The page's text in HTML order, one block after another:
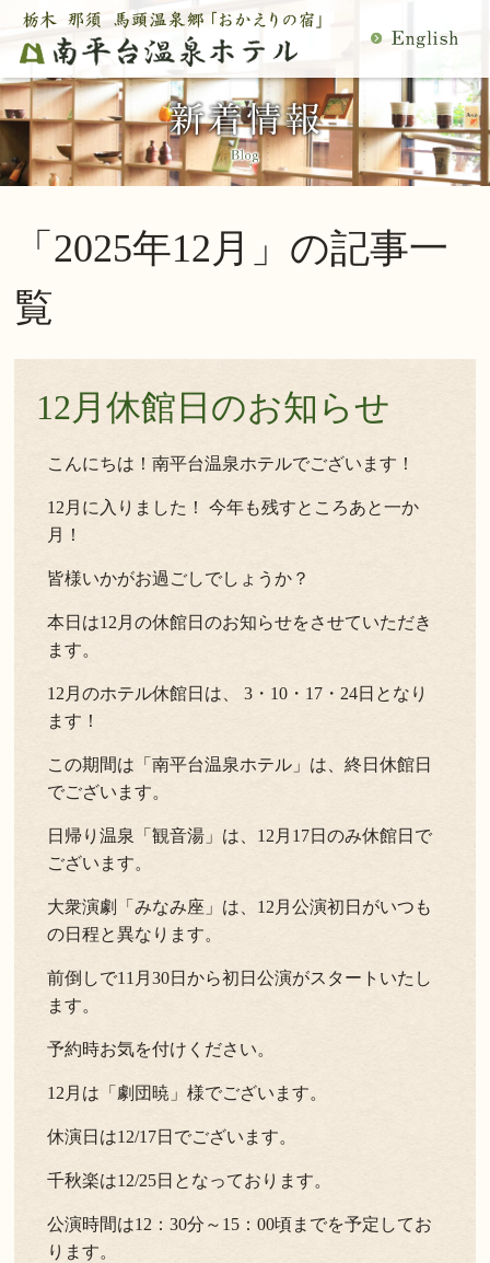
MENU
閉
じ
る
温泉
客室 館内施設
交通アクセス 観光案内
当館の過ごし方
新着情報
キャンセル/プライバシーポリシー
English
「2025年12月」の記事一
覧
12月休館日のお知らせ
こんにちは！南平台温泉ホテルでございます！
12月に入りました！ 今年も残すところあと一か
月！
皆様いかがお過ごしでしょうか？
本日は12月の休館日のお知らせをさせていただき
ます。
12月のホテル休館日は、 3・10・17・24日となり
ます！
この期間は「南平台温泉ホテル」は、終日休館日
でございます。
日帰り温泉「観音湯」は、12月17日のみ休館日で
ございます。
大衆演劇「みなみ座」は、12月公演初日がいつも
の日程と異なります。
前倒しで11月30日から初日公演がスタートいたし
ます。
予約時お気を付けください。
12月は「劇団暁」様でございます。
休演日は12/17日でございます。
千秋楽は12/25日となっております。
公演時間は12：30分～15：00頃までを予定してお
ります。
空室検索
ご予約内容確認・変更